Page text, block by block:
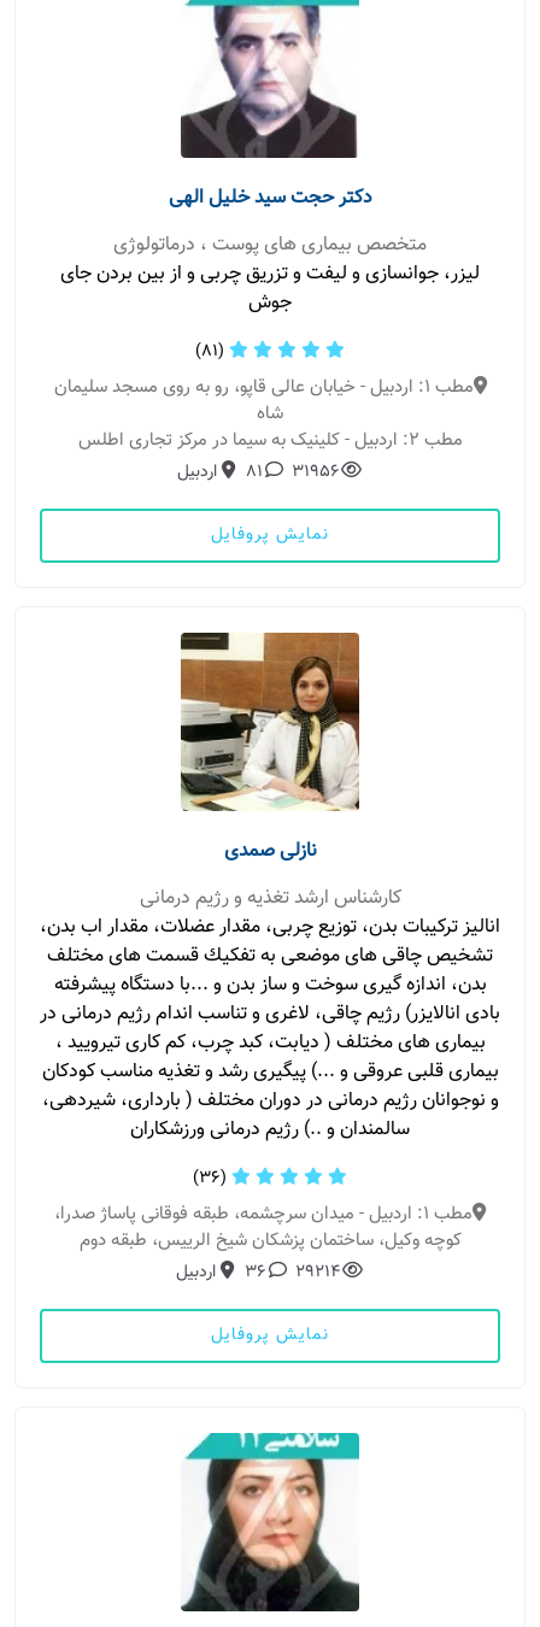
دکتر حجت سید خلیل الهی
متخصص بیماری های پوست ، درماتولوژی
لیزر، جوانسازی و لیفت و تزریق چربی و از بین بردن جای
جوش
(81)
مطب 1: اردبیل - خیابان عالی قاپو، رو به روی مسجد سلیمان
شاه
مطب 2: اردبیل - کلینیک به سیما در مرکز تجاری اطلس
31956
81 اردبیل
نمایش پروفایل
نازلی صمدی
کارشناس ارشد تغذیه و رژیم درمانی
انالیز تركیبات بدن، توزیع چربی، مقدار عضلات، مقدار اب بدن،
تشخیص چاقی های موضعی به تفكیك قسمت های مختلف
بدن، اندازه گیری سوخت و ساز بدن و ...با دستگاه پیشرفته
بادی انالایزر) رژیم چاقی، لاغری و تناسب اندام رژیم درمانی در
بیماری های مختلف ( دیابت، كبد چرب، كم كاری تیرویید ،
بیماری قلبی عروقی و ...) پیگیری رشد و تغذیه مناسب كودكان
و نوجوانان رژیم درمانی در دوران مختلف ( بارداری، شیردهی،
سالمندان و ..) رژیم درمانی ورزشكاران
(36)
مطب 1: اردبیل - میدان سرچشمه، طبقه فوقانی پاساژ صدرا،
کوچه وکیل، ساختمان پزشکان شیخ الرییس، طبقه دوم
29214
36 اردبیل
نمایش پروفایل